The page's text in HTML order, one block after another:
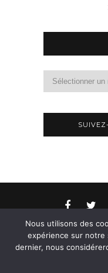
© 2015-2026 -
&
Nous utilisons des
expérience sur notre
dernier, nous